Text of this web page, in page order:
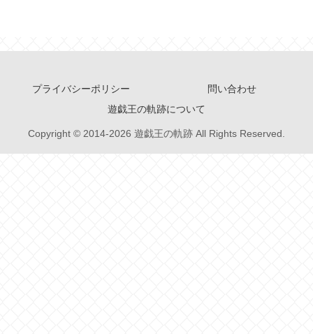
プライバシーポリシー
問い合わせ
遊戯王の軌跡について
Copyright © 2014-2026 遊戯王の軌跡 All Rights Reserved.